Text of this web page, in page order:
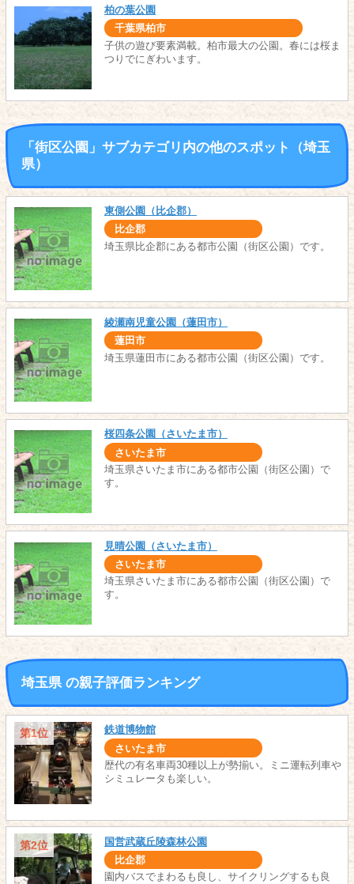
柏の葉公園
千葉県柏市
子供の遊び要素満載。柏市最大の公園。春には桜ま
つりでにぎわいます。
「街区公園」サブカテゴリ内の他のスポット（埼玉
県）
東側公園（比企郡）
比企郡
埼玉県比企郡にある都市公園（街区公園）です。
綾瀬南児童公園（蓮田市）
蓮田市
埼玉県蓮田市にある都市公園（街区公園）です。
桜四条公園（さいたま市）
さいたま市
埼玉県さいたま市にある都市公園（街区公園）で
す。
見晴公園（さいたま市）
さいたま市
埼玉県さいたま市にある都市公園（街区公園）で
す。
埼玉県 の親子評価ランキング
第1位 鉄道博物館
さいたま市
歴代の有名車両30種以上が勢揃い。ミニ運転列車や
シミュレータも楽しい。
第2位 国営武蔵丘陵森林公園
比企郡
園内バスでまわるも良し、サイクリングするも良